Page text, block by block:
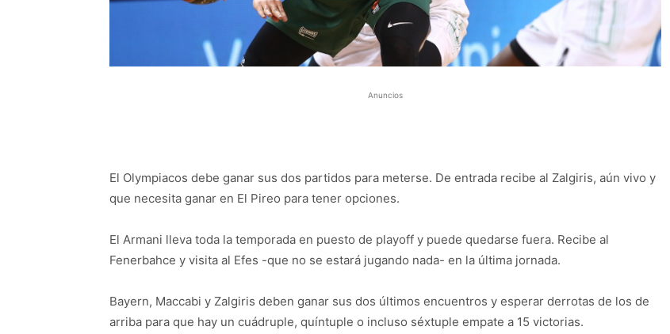
Anuncios
El Olympiacos debe ganar sus dos partidos para meterse. De entrada recibe al Zalgiris, aún vivo y
que necesita ganar en El Pireo para tener opciones.
El Armani lleva toda la temporada en puesto de playoff y puede quedarse fuera. Recibe al
Fenerbahce y visita al Efes -que no se estará jugando nada- en la última jornada.
Bayern, Maccabi y Zalgiris deben ganar sus dos últimos encuentros y esperar derrotas de los de
arriba para que hay un cuádruple, quíntuple o incluso séxtuple empate a 15 victorias.